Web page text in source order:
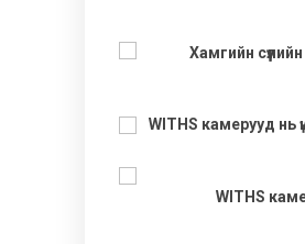
Хамгийн
WITHS камерууд нь
WITHS